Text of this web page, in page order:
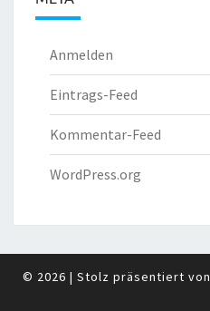
Anmelden
Eintrags-Feed
Kommentar-Feed
WordPress.org
© 2026 | Stolz präsentiert von